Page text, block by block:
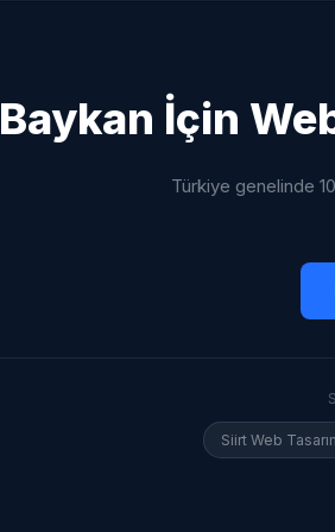
Baykan İçin
Türkiye genelinde
Siirt Web